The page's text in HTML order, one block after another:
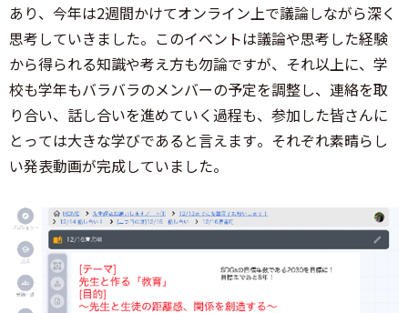
あり、今年は2週間かけてオンライン上で議論しながら深く
思考していきました。このイベントは議論や思考した経験
から得られる知識や考え方も勿論ですが、それ以上に、学
校も学年もバラバラのメンバーの予定を調整し、連絡を取
り合い、話し合いを進めていく過程も、参加した皆さんに
とっては大きな学びであると言えます。それぞれ素晴らし
い発表動画が完成していました。